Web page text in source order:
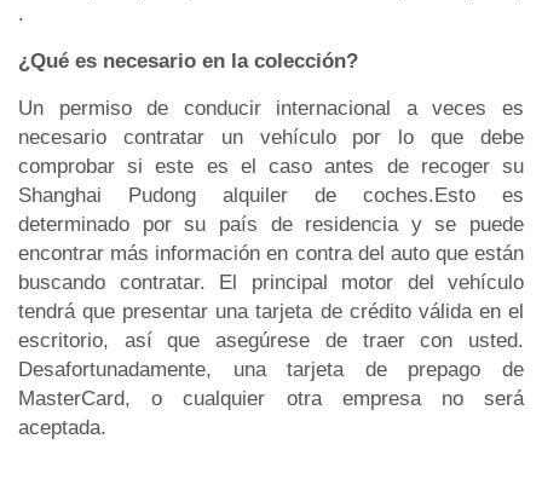
.
¿Qué es necesario en la colección?
Un permiso de conducir internacional a veces es
necesario contratar un vehículo por lo que debe
comprobar si este es el caso antes de recoger su
Shanghai Pudong alquiler de coches.Esto es
determinado por su país de residencia y se puede
encontrar más información en contra del auto que están
buscando contratar. El principal motor del vehículo
tendrá que presentar una tarjeta de crédito válida en el
escritorio, así que asegúrese de traer con usted.
Desafortunadamente, una tarjeta de prepago de
MasterCard, o cualquier otra empresa no será
aceptada.